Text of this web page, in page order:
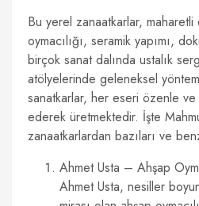
Bu yerel zanaatkarlar, maharetli
oymacılığı, seramik yapımı,
birçok sanat dalında ustalık
atölyelerinde geleneksel
sanatkarlar, her eseri özenle ve
ederek üretmektedir. İşte
zanaatkarlardan bazıları ve
Ahmet Usta – Ahşap
Ahmet Usta, nesiller